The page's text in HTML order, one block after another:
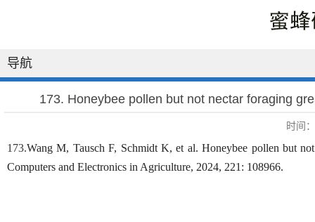
导航
173. Honeybee pollen but not nectar foraging
时间
173.Wang M, Tausch F, Schmidt K, et al. Honeybee pollen but
Computers and Electronics in Agriculture, 2024, 221: 108966.